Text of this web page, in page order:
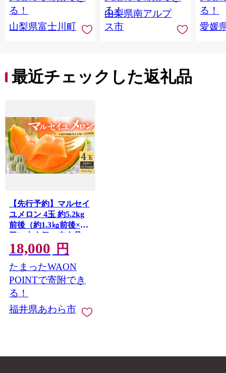
産 果物 くだもの シャ
イン マスカット ぶど
う ブドウ 葡萄 大粒 種
る！
山梨県富士川町
る！
山梨県南アルプ
ス市
ツ 高
産地直
レンジ
る！
愛媛
最近チェックした返礼品
【先行予約】マルセイ
ユメロン 4玉 約5.2kg
前後（約1.3㎏前後×4
玉）大人気の赤肉品
種！高級メロンの味わ
い ／ 果物 フルーツ ギ
フト 農家直送 ※2027
年6月上旬以降順次発
送 [aw065-a019]
18,000 円
たまったWAON
POINTで寄附でき
る！
福井県あわら市